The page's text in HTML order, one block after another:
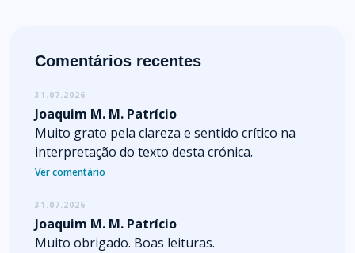
Comentários recentes
31.07.2026
Joaquim M. M. Patrício
Muito grato pela clareza e sentido crítico na
interpretação do texto desta crónica.
Ver comentário
31.07.2026
Joaquim M. M. Patrício
Muito obrigado. Boas leituras.